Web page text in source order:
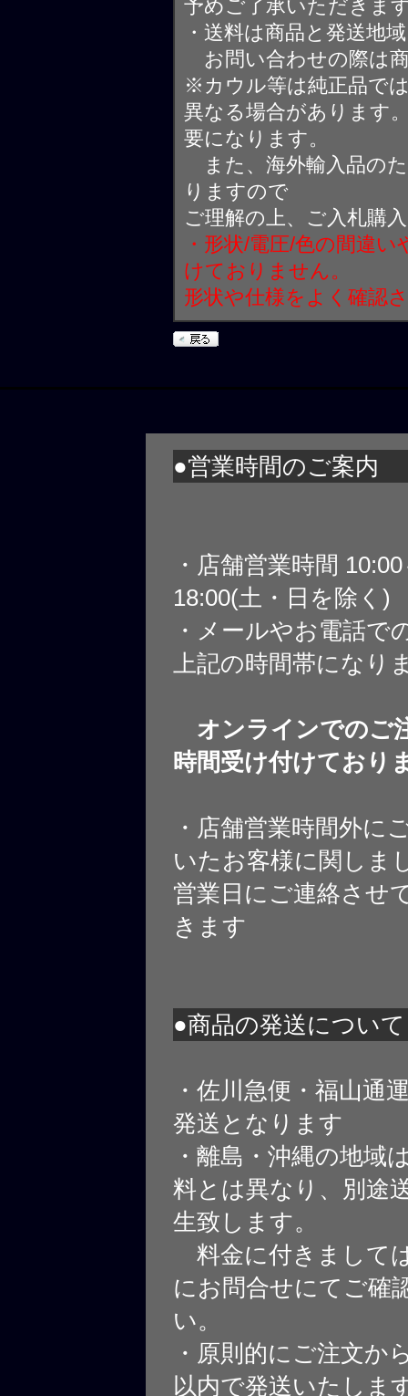
予めご了承いただきま
・送料は商品と発送地
お問い合わせの際は
※カウル等は純正品で
異なる場合があります
要になります。
また、海外輸入品の
りますので
ご理解の上、ご入札購
・形状/電圧/色の間違
けておりません。
形状や仕様をよく確認
●営業時間のご案内
・店舗営業時間
18:00(土・日を除く)
・メールやお電話で
上記の時間帯になり
オンラインでのご
時間受け付けており
・店舗営業時間外に
いたお客様に関しま
営業日にご連絡させ
きます
●商品の発送について
・佐川急便・福山通
発送となります
・離島・沖縄の地域
料とは異なり、別途
生致します。
料金に付きまして
にお問合せにてご確
い。
・原則的にご注文か
以内で発送いたしま